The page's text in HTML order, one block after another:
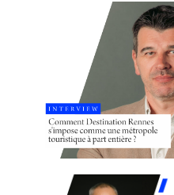
Rennes, porte d’entrée
de la Bretagne :
comment Destination
Rennes s’impose
comme une métropole
touristique à part
entière ?